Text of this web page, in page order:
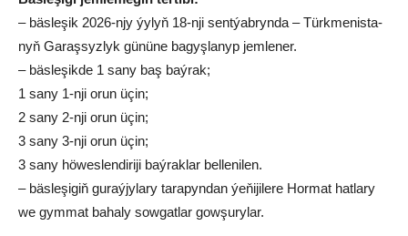
– bäs­le­şik 2026-njy ýy­lyň 18-nji sent­ýab­ryn­da – Türk­me­nis­ta­
nyň Ga­raş­syz­lyk gü­nü­ne ba­gyş­la­nyp jem­le­ner.
– bäs­le­şik­de 1 sa­ny baş baý­rak;
1 sa­ny 1-nji orun üçin;
2 sa­ny 2-nji orun üçin;
3 sa­ny 3-nji orun üçin;
3 sa­ny hö­wes­len­di­ri­ji baý­rak­lar bel­le­ni­len.
– bäs­le­şi­giň gu­raý­jy­la­ry ta­ra­pyn­dan ýe­ňi­ji­le­re Hor­mat hat­la­ry
we gym­mat ba­ha­ly sow­gat­lar gow­şu­ry­lar.